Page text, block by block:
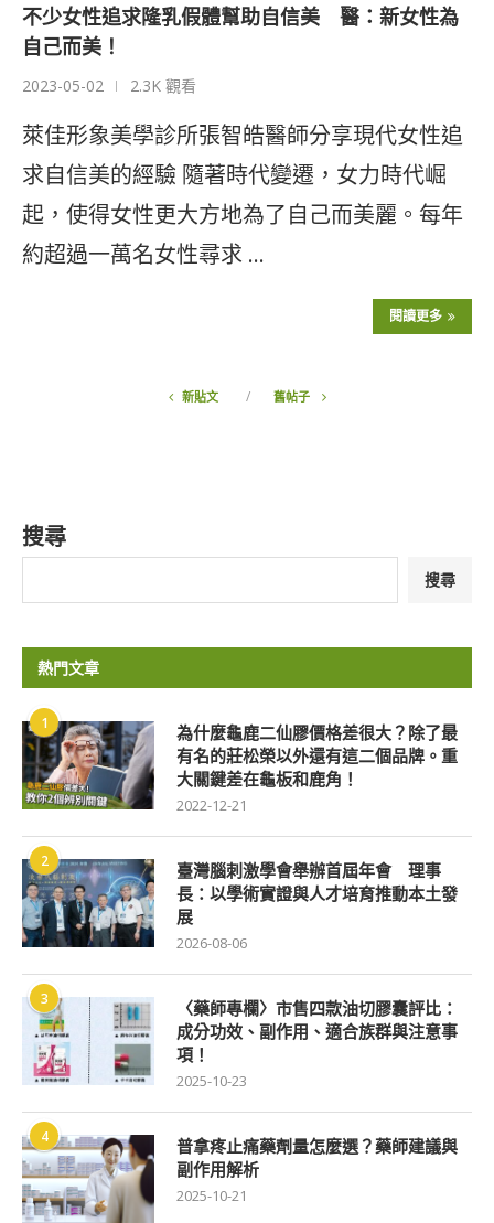
不少女性追求隆乳假體幫助自信美 醫：新女性為
自己而美！
2023-05-02 2.3K 觀看
萊佳形象美學診所張智皓醫師分享現代女性追
求自信美的經驗 隨著時代變遷，女力時代崛
起，使得女性更大方地為了自己而美麗。每年
約超過一萬名女性尋求 …
閱讀更多
新貼文 舊帖子
搜尋
搜尋
熱門文章
1
為什麼龜鹿二仙膠價格差很大？除了最
有名的莊松榮以外還有這二個品牌。重
大關鍵差在龜板和鹿角！
2022-12-21
2
臺灣腦刺激學會舉辦首屆年會 理事
長：以學術實證與人才培育推動本土發
展
2026-08-06
3
〈藥師專欄〉市售四款油切膠囊評比：
成分功效、副作用、適合族群與注意事
項！
2025-10-23
4
普拿疼止痛藥劑量怎麼選？藥師建議與
副作用解析
2025-10-21